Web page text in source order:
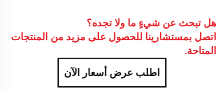
هل تبحث عن شيءٍ ما ولا تجده؟
اتصل بمستشارينا للحصول على مزيد من المنتجات
المتاحة.
اطلب عرض أسعار الآن